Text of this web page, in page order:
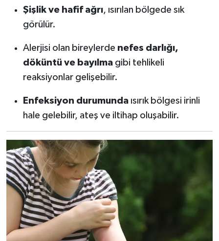
Şişlik ve hafif ağrı, ısırılan bölgede sık
görülür.
Alerjisi olan bireylerde nefes darlığı,
döküntü ve bayılmagibi tehlikeli
reaksiyonlar gelişebilir.
Enfeksiyon durumundaısırık bölgesi irinli
hale gelebilir, ateş ve iltihap oluşabilir.